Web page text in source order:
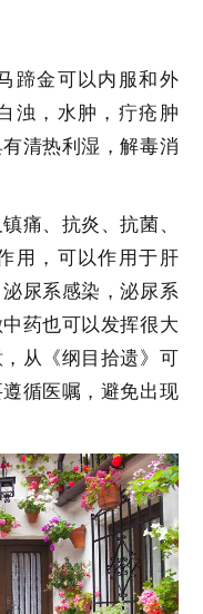
蹄金可以内服和外
浊，水肿，疔疮肿
清热利湿，解毒消
痛、抗炎、抗菌、
用，可以作用于肝
尿系感染，泌尿系
药也可以发挥很大
从《纲目拾遗》可
循医嘱，避免出现